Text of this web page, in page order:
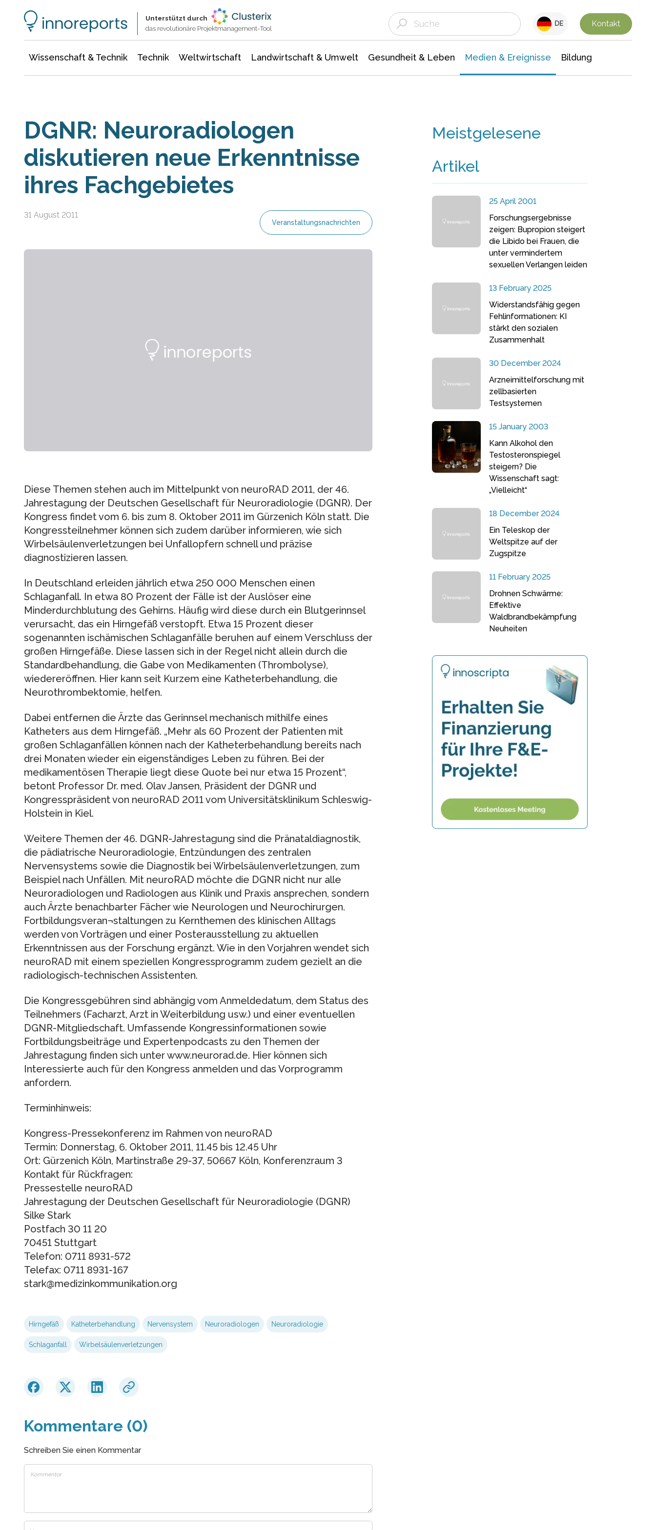
Unterstützt durch
das revolutionäre Projektmanagement-Tool
DE Kontakt
Wissenschaft & Technik Technik Weltwirtschaft Landwirtschaft & Umwelt Gesundheit & Leben Medien & Ereignisse Bildung
DGNR: Neuroradiologen
diskutieren neue Erkenntnisse
ihres Fachgebietes
31 August 2011
Veranstaltungsnachrichten
Diese Themen stehen auch im Mittelpunkt von neuroRAD 2011, der 46.
Jahrestagung der Deutschen Gesellschaft für Neuroradiologie (DGNR). Der
Kongress findet vom 6. bis zum 8. Oktober 2011 im Gürzenich Köln statt. Die
Kongressteilnehmer können sich zudem darüber informieren, wie sich
Wirbelsäulenverletzungen bei Unfallopfern schnell und präzise
diagnostizieren lassen.
In Deutschland erleiden jährlich etwa 250 000 Menschen einen
Schlaganfall. In etwa 80 Prozent der Fälle ist der Auslöser eine
Minderdurchblutung des Gehirns. Häufig wird diese durch ein Blutgerinnsel
verursacht, das ein Hirngefäß verstopft. Etwa 15 Prozent dieser
sogenannten ischämischen Schlaganfälle beruhen auf einem Verschluss der
großen Hirngefäße. Diese lassen sich in der Regel nicht allein durch die
Standardbehandlung, die Gabe von Medikamenten (Thrombolyse),
wiedereröffnen. Hier kann seit Kurzem eine Katheterbehandlung, die
Neurothrombektomie, helfen.
Dabei entfernen die Ärzte das Gerinnsel mechanisch mithilfe eines
Katheters aus dem Hirngefäß. „Mehr als 60 Prozent der Patienten mit
großen Schlaganfällen können nach der Katheterbehandlung bereits nach
drei Monaten wieder ein eigenständiges Leben zu führen. Bei der
medikamentösen Therapie liegt diese Quote bei nur etwa 15 Prozent“,
betont Professor Dr. med. Olav Jansen, Präsident der DGNR und
Kongresspräsident von neuroRAD 2011 vom Universitätsklinikum Schleswig-
Holstein in Kiel.
Weitere Themen der 46. DGNR-Jahrestagung sind die Pränataldiagnostik,
die pädiatrische Neuroradiologie, Entzündungen des zentralen
Nervensystems sowie die Diagnostik bei Wirbelsäulenverletzungen, zum
Beispiel nach Unfällen. Mit neuroRAD möchte die DGNR nicht nur alle
Neuroradiologen und Radiologen aus Klinik und Praxis ansprechen, sondern
auch Ärzte benachbarter Fächer wie Neurologen und Neurochirurgen.
Fortbildungsveran¬staltungen zu Kernthemen des klinischen Alltags
werden von Vorträgen und einer Posterausstellung zu aktuellen
Erkenntnissen aus der Forschung ergänzt. Wie in den Vorjahren wendet sich
neuroRAD mit einem speziellen Kongressprogramm zudem gezielt an die
radiologisch-technischen Assistenten.
Die Kongressgebühren sind abhängig vom Anmeldedatum, dem Status des
Teilnehmers (Facharzt, Arzt in Weiterbildung usw.) und einer eventuellen
DGNR-Mitgliedschaft. Umfassende Kongressinformationen sowie
Fortbildungsbeiträge und Expertenpodcasts zu den Themen der
Jahrestagung finden sich unter www.neurorad.de. Hier können sich
Interessierte auch für den Kongress anmelden und das Vorprogramm
anfordern.
Terminhinweis:
Kongress-Pressekonferenz im Rahmen von neuroRAD
Termin: Donnerstag, 6. Oktober 2011, 11.45 bis 12.45 Uhr
Ort: Gürzenich Köln, Martinstraße 29-37, 50667 Köln, Konferenzraum 3
Kontakt für Rückfragen:
Pressestelle neuroRAD
Jahrestagung der Deutschen Gesellschaft für Neuroradiologie (DGNR)
Silke Stark
Postfach 30 11 20
70451 Stuttgart
Telefon: 0711 8931-572
Telefax: 0711 8931-167
stark@medizinkommunikation.org
Hirngefäß Katheterbehandlung Nervensystem Neuroradiologen Neuroradiologie
Schlaganfall Wirbelsäulenverletzungen
Kommentare (0)
Schreiben Sie einen Kommentar
Meistgelesene
Artikel
25 April 2001
Forschungsergebnisse
zeigen: Bupropion steigert
die Libido bei Frauen, die
unter vermindertem
sexuellen Verlangen leiden
13 February 2025
Widerstandsfähig gegen
Fehlinformationen: KI
stärkt den sozialen
Zusammenhalt
30 December 2024
Arzneimittelforschung mit
zellbasierten
Testsystemen
15 January 2003
Kann Alkohol den
Testosteronspiegel
steigern? Die
Wissenschaft sagt:
„Vielleicht“
18 December 2024
Ein Teleskop der
Weltspitze auf der
Zugspitze
11 February 2025
Drohnen Schwärme:
Effektive
Waldbrandbekämpfung
Neuheiten